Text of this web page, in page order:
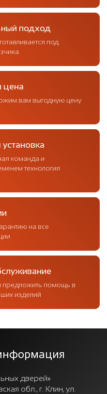
подход
под
цена
вам выгодную цену
команда и
технология
на все
предложить помощь в
изделий
дверей»
обл., г. Клин, ул.